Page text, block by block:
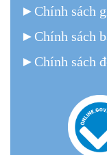
► Chính sách
► Chính sách
► Chính sách